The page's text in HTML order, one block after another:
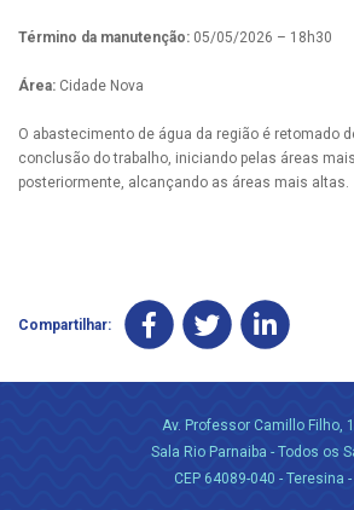
Término da manutenção: 05/05/2026 – 18h30
Área: Cidade Nova
O abastecimento de água da região é retomado
conclusão do trabalho, iniciando pelas áreas
posteriormente, alcançando as áreas mais altas.
Compartilhar:
Av. Professor Camillo Filho,
Sala Rio Parnaiba - Todos os
CEP 64089-040 - Teresina -